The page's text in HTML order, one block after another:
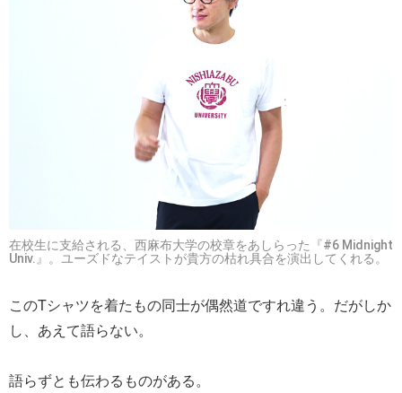
在校生に支給される、西麻布大学の校章をあしらった『#6 Midnight
Univ.』。ユーズドなテイストが貴方の枯れ具合を演出してくれる。
このTシャツを着たもの同士が偶然道ですれ違う。だがしか
し、あえて語らない。
語らずとも伝わるものがある。